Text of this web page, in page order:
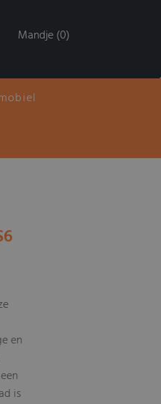
Mandje (0)
en
is